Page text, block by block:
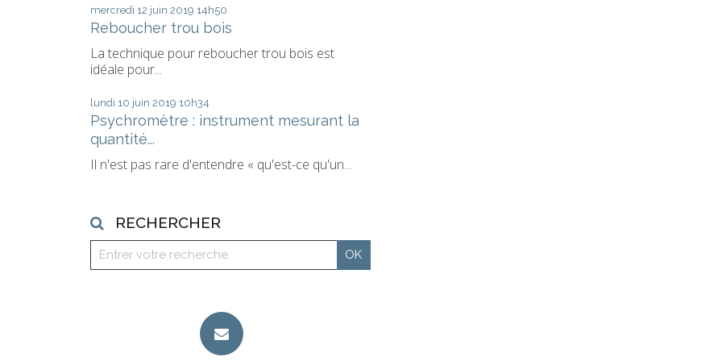
mercredi 12 juin 2019 14h50
Reboucher trou bois
La technique pour reboucher trou bois est
idéale pour...
lundi 10 juin 2019 10h34
Psychromètre : instrument mesurant la
quantité...
Il n'est pas rare d'entendre « qu'est-ce qu'un...
RECHERCHER